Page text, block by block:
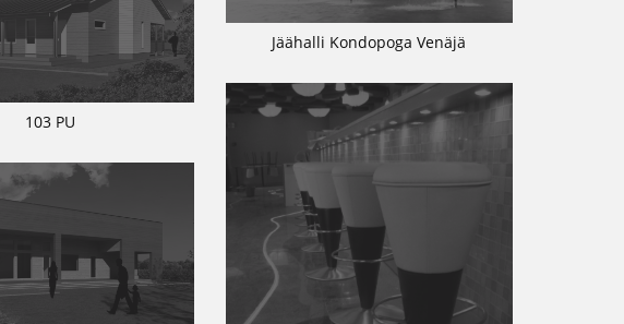
Jäähalli Kondopoga Venäjä
103 PU